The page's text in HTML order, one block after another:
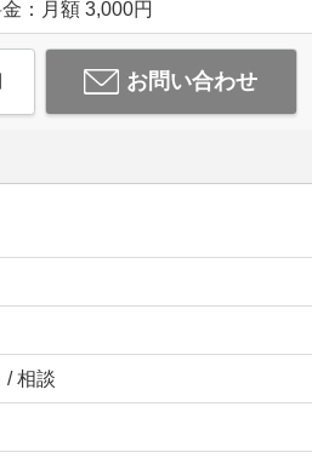
：月額 3,000円
お問い合わせ
/ 相談